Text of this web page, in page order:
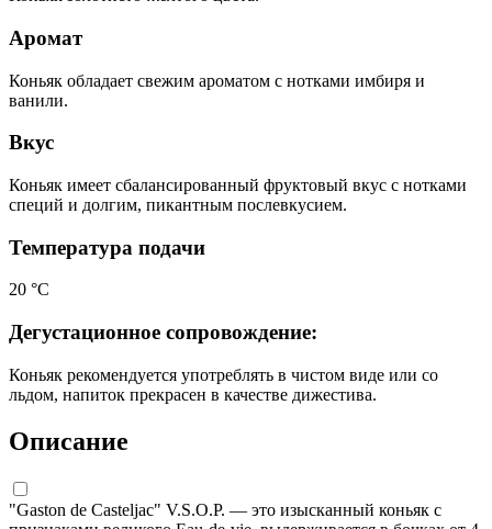
Аромат
Коньяк обладает свежим ароматом с нотками имбиря и
ванили.
Вкус
Коньяк имеет сбалансированный фруктовый вкус с нотками
специй и долгим, пикантным послевкусием.
Температура подачи
20 °С
Дегустационное сопровождение:
Коньяк рекомендуется употреблять в чистом виде или со
льдом, напиток прекрасен в качестве дижестива.
Описание
"Gaston de Casteljac" V.S.O.P. — это изысканный коньяк с